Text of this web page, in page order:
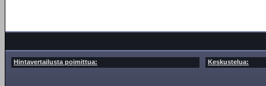
Hintavertailusta poimittua: Keskustelua: